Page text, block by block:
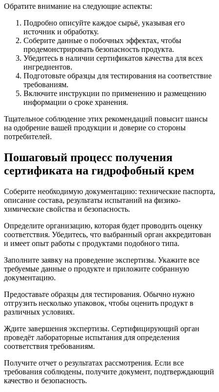
Обратите внимание на следующие аспекты:
Подробно описуйте каждое сырьё, указывая его
источник и обработку.
Соберите данные о побочных эффектах, чтобы
продемонстрировать безопасность продукта.
Убедитесь в наличии сертификатов качества для всех
ингредиентов.
Подготовьте образцы для тестирования на соответствие
требованиям.
Включите инструкции по применению и размещению
информации о сроке хранения.
Тщательное соблюдение этих рекомендаций повысит шансы
на одобрение вашей продукции и доверие со стороны
потребителей.
Пошаговый процесс получения
сертификата на гидрофобный крем
Соберите необходимую документацию: технические паспорта,
описание состава, результаты испытаний на физико-
химические свойства и безопасность.
Определите организацию, которая будет проводить оценку
соответствия. Убедитесь, что выбранный орган аккредитован
и имеет опыт работы с продуктами подобного типа.
Заполните заявку на проведение экспертизы. Укажите все
требуемые данные о продукте и приложите собранную
документацию.
Предоставьте образцы для тестирования. Обычно нужно
отгрузить несколько упаковок, чтобы оценить продукт в
различных условиях.
Ждите завершения экспертизы. Сертифицирующий орган
проведёт лабораторные испытания для определения
соответствия требованиям.
Получите отчет о результатах рассмотрения. Если все
требования соблюдены, получите документ, подтверждающий
качество и безопасность.